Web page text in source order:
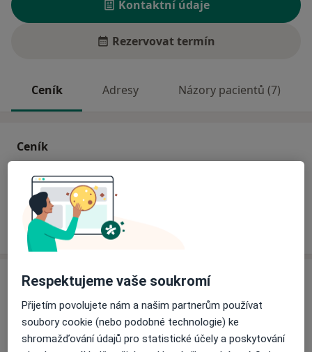
Kontaktní údaje
Rezervovat termín
Ceník Adresy Názory pacientů (7)
Ceník
Informace o službách a cenách nejsou k dispozici
Tento specialista ještě nepřidával žádné informace o
Adresa
Praktická lékařka pro dospělé
tř. Tomáše Bati 508, Zlín762 73
Respektujeme vaše soukromí
Přijetím povolujete nám a našim partnerům používat
soubory cookie (nebo podobné technologie) ke
shromažďování údajů pro statistické účely a poskytování